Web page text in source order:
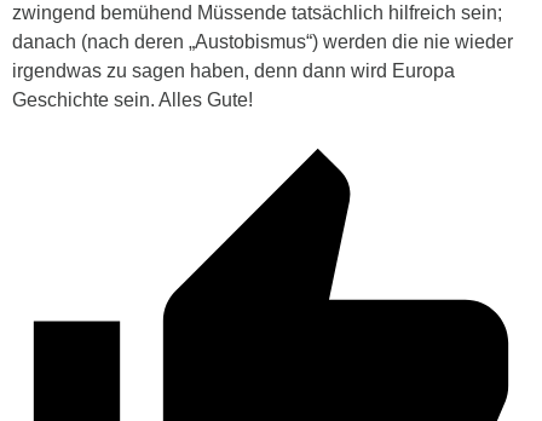
zwingend bemühend Müssende tatsächlich hilfreich sein;
danach (nach deren „Austobismus“) werden die nie wieder
irgendwas zu sagen haben, denn dann wird Europa
Geschichte sein. Alles Gute!